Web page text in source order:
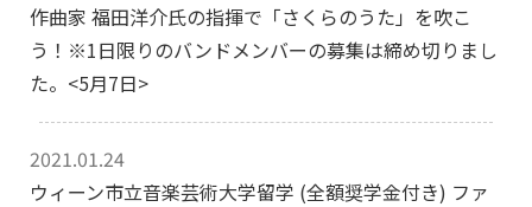
作曲家 福田洋介氏の指揮で「さくらのうた」を吹こ
う！※1日限りのバンドメンバーの募集は締め切りまし
た。<5月7日>
2021.01.24
ウィーン市立音楽芸術大学留学 (全額奨学金付き) ファ